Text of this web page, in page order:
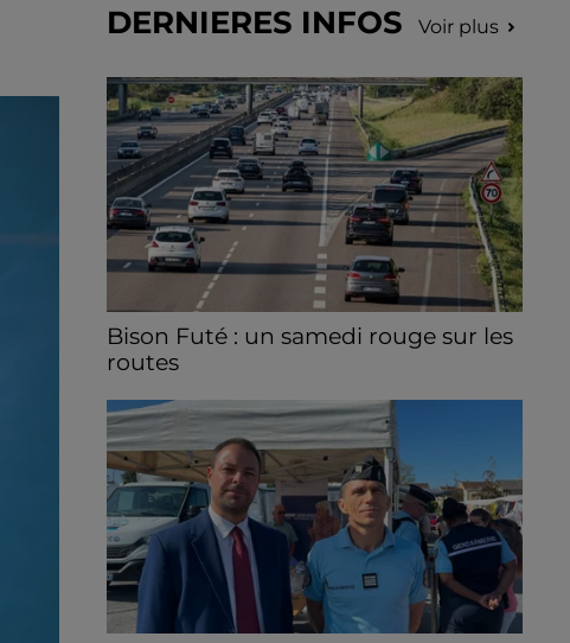
DERNIERES INFOS Voir plus
Bison Futé : un samedi rouge sur les
routes
de l'été, avec des départs aussi importants
que les retours.